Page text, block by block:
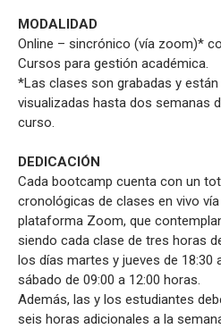
MODALIDAD
Online – sincrónico (vía zoom)*
Cursos para gestión académica.
*Las clases son grabadas y
visualizadas hasta dos semanas
curso.
DEDICACIÓN
Cada bootcamp cuenta con un
cronológicas de clases en vivo
plataforma Zoom, que
siendo cada clase de tres horas
los días martes y jueves de 18:30
sábado de 09:00 a 12:00 horas.
Además, las y los estudiantes
seis horas adicionales a la